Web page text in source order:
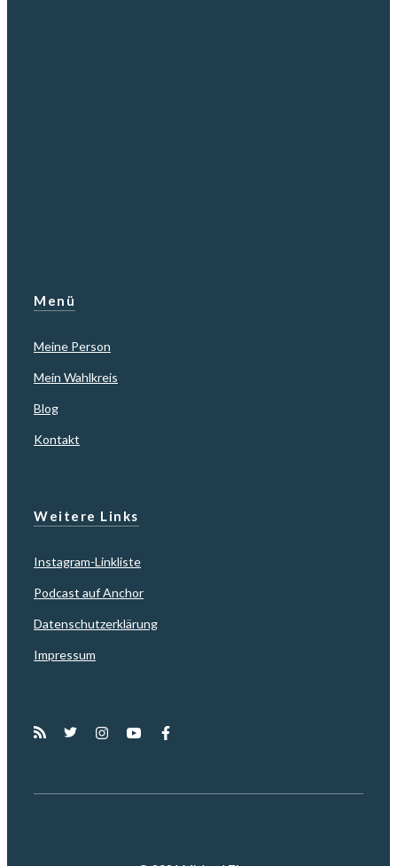
Menü
Meine Person
Mein Wahlkreis
Blog
Kontakt
Weitere Links
Instagram-Linkliste
Podcast auf Anchor
Datenschutzerklärung
Impressum